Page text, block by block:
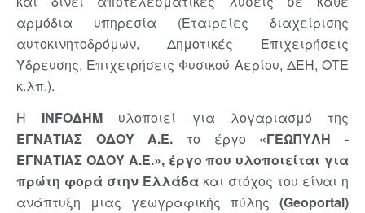
αρμόδια υπηρεσία (Εταιρείες διαχείρισης
αυτοκινητοδρόμων, Δημοτικές Επιχειρήσεις
Ύδρευσης, Επιχειρήσεις Φυσικού Αερίου, ΔΕΗ, ΟΤΕ
κ.λπ.).
Η INFOΔΗΜ υλοποιεί για λογαριασμό της
EΓΝΑΤΙΑΣ ΟΔΟΥ Α.Ε. το έργο «ΓΕΩΠΥΛΗ -
ΕΓΝΑΤΙΑΣ ΟΔΟΥ Α.Ε.», έργο που υλοποιείται για
πρώτη φορά στην Ελλάδα και στόχος του είναι η
ανάπτυξη μιας γεωγραφικής πύλης (Geoportal)